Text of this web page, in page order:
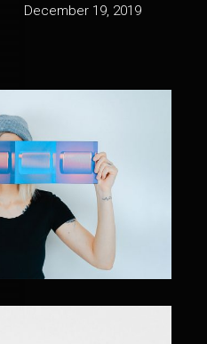
December 19, 2019